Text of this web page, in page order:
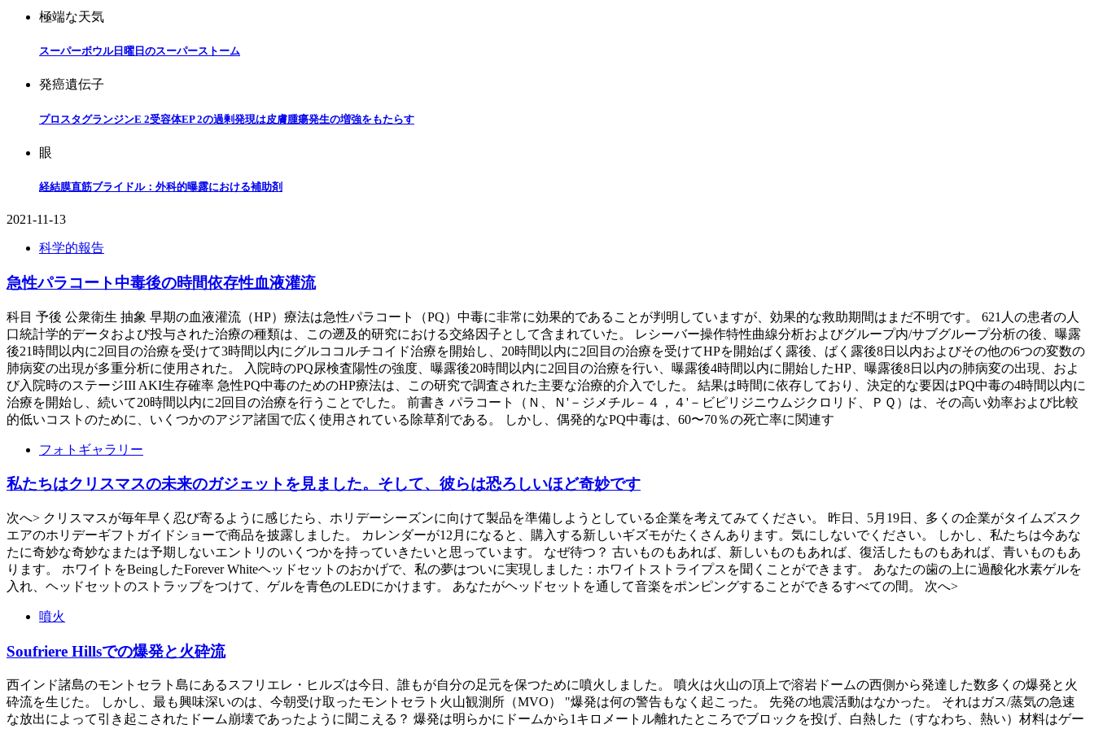
極端な天気
スーパーボウル日曜日のスーパーストーム
発癌遺伝子
プロスタグランジンE 2受容体EP 2の過剰発現は皮膚腫瘍発生の増強をもたらす
眼
経結膜直筋ブライドル：外科的曝露における補助剤
2021-11-13
科学的報告
急性パラコート中毒後の時間依存性血液灌流
科目 予後 公衆衛生 抽象 早期の血液灌流（HP）療法は急性パラコート（PQ）中毒に非常に効果的であることが判明していますが、効果的な救助期間はまだ不明です。 621人の患者の人
口統計学的データおよび投与された治療の種類は、この遡及的研究における交絡因子として含まれていた。 レシーバー操作特性曲線分析およびグループ内/サブグループ分析の後、曝露
後21時間以内に2回目の治療を受けて3時間以内にグルココルチコイド治療を開始し、20時間以内に2回目の治療を受けてHPを開始ばく露後、ばく露後8日以内およびその他の6つの変数の
肺病変の出現が多重分析に使用された。 入院時のPQ尿検査陽性の強度、曝露後20時間以内に2回目の治療を行い、曝露後4時間以内に開始したHP、曝露後8日以内の肺病変の出現、およ
び入院時のステージIII AKI生存確率 急性PQ中毒のためのHP療法は、この研究で調査された主要な治療的介入でした。 結果は時間に依存しており、決定的な要因はPQ中毒の4時間以内に
治療を開始し、続いて20時間以内に2回目の治療を行うことでした。 前書き パラコート（Ｎ、Ｎ'－ジメチル－４，４'－ビピリジニウムジクロリド、ＰＱ）は、その高い効率および比較
的低いコストのために、いくつかのアジア諸国で広く使用されている除草剤である。 しかし、偶発的なPQ中毒は、60〜70％の死亡率に関連す
フォトギャラリー
私たちはクリスマスの未来のガジェットを見ました。そして、彼らは恐ろしいほど奇妙です
次へ> クリスマスが毎年早く忍び寄るように感じたら、ホリデーシーズンに向けて製品を準備しようとしている企業を考えてみてください。 昨日、5月19日、多くの企業がタイムズスク
エアのホリデーギフトガイドショーで商品を披露しました。 カレンダーが12月になると、購入する新しいギズモがたくさんあります。気にしないでください。 しかし、私たちは今あな
たに奇妙な奇妙なまたは予期しないエントリのいくつかを持っていきたいと思っています。 なぜ待つ？ 古いものもあれば、新しいものもあれば、復活したものもあれば、青いものもあ
ります。 ホワイトをBeingしたForever Whiteヘッドセットのおかげで、私の夢はついに実現しました：ホワイトストライプスを聞くことができます。 あなたの歯の上に過酸化水素ゲルを
入れ、ヘッドセットのストラップをつけて、ゲルを青色のLEDにかけます。 あなたがヘッドセットを通して音楽をポンピングすることができるすべての間。 次へ>
噴火
Soufriere Hillsでの爆発と火砕流
西インド諸島のモントセラト島にあるスフリエレ・ヒルズは今日、誰もが自分の足元を保つために噴火しました。 噴火は火山の頂上で溶岩ドームの西側から発達した数多くの爆発と火
砕流を生じた。 しかし、最も興味深いのは、今朝受け取ったモントセラト火山観測所（MVO） "爆発は何の警告もなく起こった。 先発の地震活動はなかった。 それはガス/蒸気の急速
な放出によって引き起こされたドーム崩壊であったように聞こえる？ 爆発は明らかにドームから1キロメートル離れたところでブロックを投げ、白熱した（すなわち、熱い）材料はゲー